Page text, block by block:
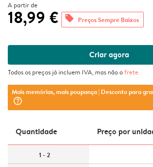
A partir de
18,99 € offers Preços Sempre Baixos
Criar agora
Todos os preços já incluem IVA, mas não ofrete.
Mais memórias, mais poupança| Desconto para
question_mark_circle
Quantidade Preço por
1 - 2